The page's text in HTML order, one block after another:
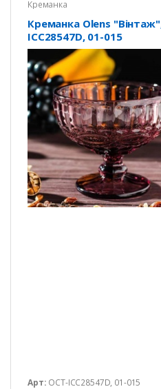
Креманка
Креманка Olens
ICC28547D, 01-015
Арт: OCT-ICC28547D, 01-015